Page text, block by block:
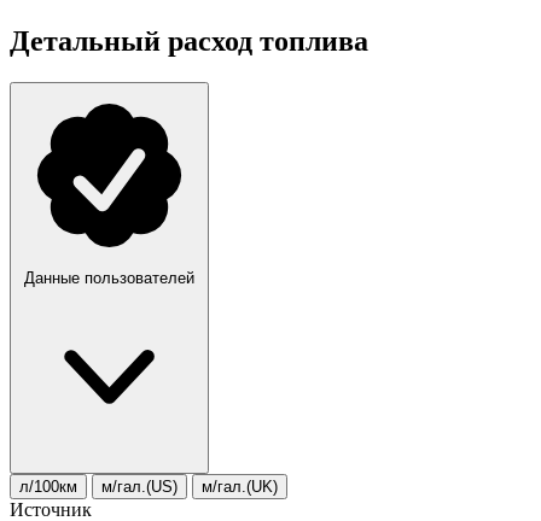
Детальный расход топлива
Данные пользователей
л/100км м/гал.(US) м/гал.(UK)
Источник